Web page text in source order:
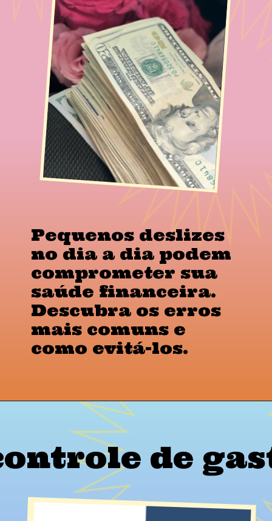
Pequenos deslizes
no dia a dia podem
comprometer sua
saúde financeira.
Descubra os erros
mais comuns e
como evitá-los.
de